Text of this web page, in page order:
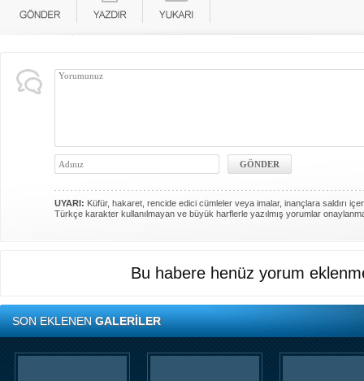
UYARI: Küfür, hakaret, rencide edici cümleler veya imalar, inançlara saldırı
Türkçe karakter kullanılmayan ve büyük harflerle yazılmış yorumlar
Bu habere henüz yorum
SON EKLENENGALERİLER